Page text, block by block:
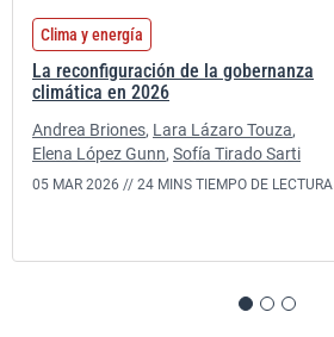
Clima y energía
La reconfiguración de la gobernanza
climática en 2026
Andrea Briones, Lara Lázaro Touza,
Elena López Gunn, Sofía Tirado Sarti
05 MAR 2026 // 24 MINS TIEMPO DE LECTURA